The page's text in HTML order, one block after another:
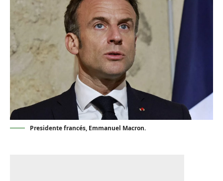
Presidente francés, Emmanuel Macron.